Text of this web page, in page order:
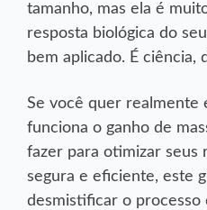
tamanho, mas ela é
resposta biológica do
bem aplicado. É ciência,
Se você quer realmente
funciona o ganho de
fazer para otimizar seus
segura e eficiente, este
desmistificar o processo